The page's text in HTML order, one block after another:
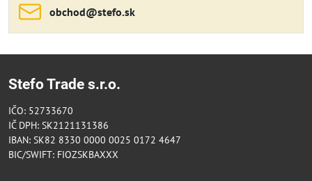
obchod​@stefo​.sk
Stefo Trade s.r.o.
IČO: 52733670
IČ DPH: SK2121131386
IBAN: SK82 8330 0000 0025 0172 4647
BIC/SWIFT: FIOZSKBAXXX